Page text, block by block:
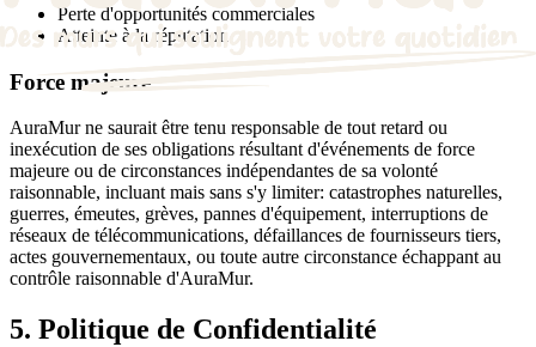
Perte d'opportunités commerciales
Atteinte à la réputation
Force majeure
AuraMur ne saurait être tenu responsable de tout retard ou
inexécution de ses obligations résultant d'événements de force
majeure ou de circonstances indépendantes de sa volonté
raisonnable, incluant mais sans s'y limiter: catastrophes naturelles,
guerres, émeutes, grèves, pannes d'équipement, interruptions de
réseaux de télécommunications, défaillances de fournisseurs tiers,
actes gouvernementaux, ou toute autre circonstance échappant au
contrôle raisonnable d'AuraMur.
5. Politique de Confidentialité